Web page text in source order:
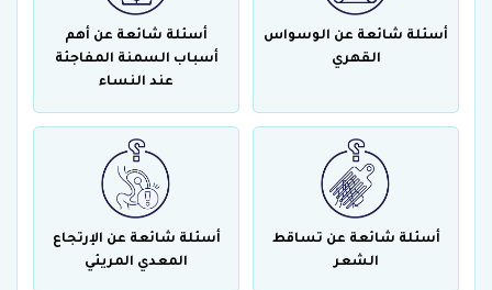
أسئلة شائعة عن الوسواس
القهري
أسئلة شائعة عن أهم
أسباب السمنة المفاجئة
عند النساء
أسئلة شائعة عن تساقط
الشعر
أسئلة شائعة عن الإرتجاع
المعدي المريئي